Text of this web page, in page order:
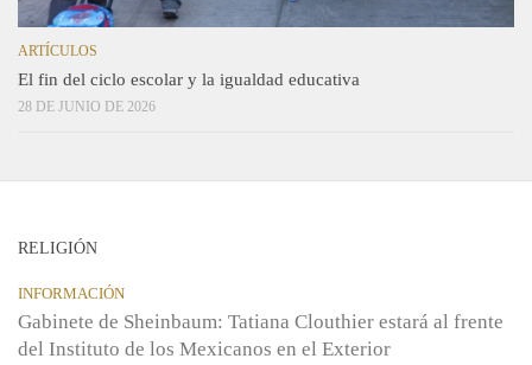
ARTÍCULOS
El fin del ciclo escolar y la igualdad educativa
28 DE JUNIO DE 2026
RELIGIÓN
INFORMACIÓN
Gabinete de Sheinbaum: Tatiana Clouthier estará al frente
del Instituto de los Mexicanos en el Exterior